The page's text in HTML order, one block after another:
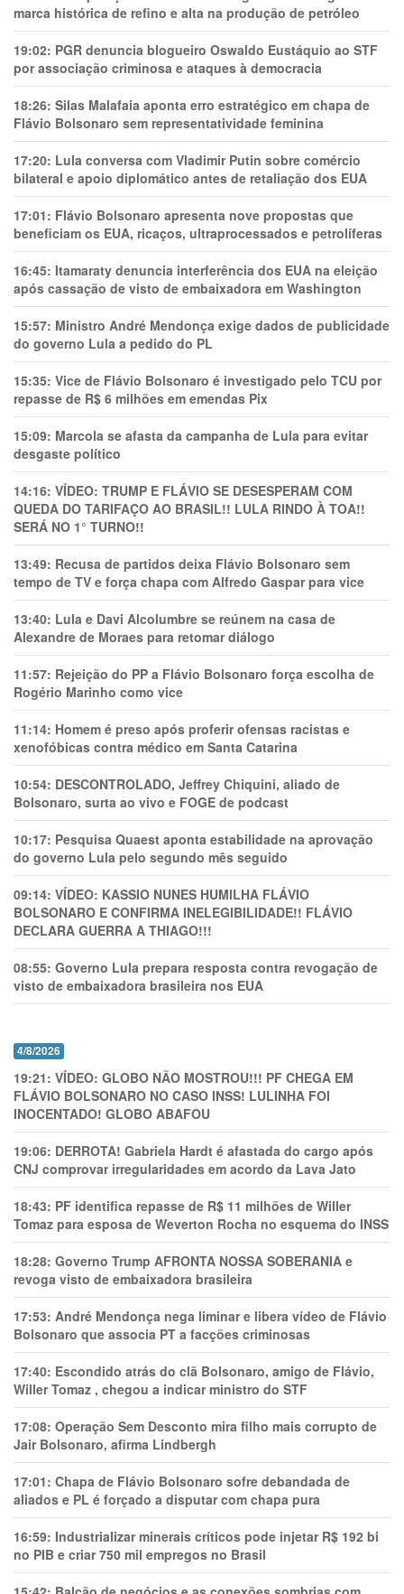
marca histórica de refino e alta na produção de petróleo
19:02: PGR denuncia blogueiro Oswaldo Eustáquio ao STF
por associação criminosa e ataques à democracia
18:26: Silas Malafaia aponta erro estratégico em chapa de
Flávio Bolsonaro sem representatividade feminina
17:20: Lula conversa com Vladimir Putin sobre comércio
bilateral e apoio diplomático antes de retaliação dos EUA
17:01: Flávio Bolsonaro apresenta nove propostas que
beneficiam os EUA, ricaços, ultraprocessados e petrolíferas
16:45: Itamaraty denuncia interferência dos EUA na eleição
após cassação de visto de embaixadora em Washington
15:57: Ministro André Mendonça exige dados de publicidade
do governo Lula a pedido do PL
15:35: Vice de Flávio Bolsonaro é investigado pelo TCU por
repasse de R$ 6 milhões em emendas Pix
15:09: Marcola se afasta da campanha de Lula para evitar
desgaste político
14:16: VÍDEO: TRUMP E FLÁVIO SE DESESPERAM COM
QUEDA DO TARIFAÇO AO BRASIL!! LULA RINDO À TOA!!
SERÁ NO 1° TURNO!!
13:49: Recusa de partidos deixa Flávio Bolsonaro sem
tempo de TV e força chapa com Alfredo Gaspar para vice
13:40: Lula e Davi Alcolumbre se reúnem na casa de
Alexandre de Moraes para retomar diálogo
11:57: Rejeição do PP a Flávio Bolsonaro força escolha de
Rogério Marinho como vice
11:14: Homem é preso após proferir ofensas racistas e
xenofóbicas contra médico em Santa Catarina
10:54: DESCONTROLADO, Jeffrey Chiquini, aliado de
Bolsonaro, surta ao vivo e FOGE de podcast
10:17: Pesquisa Quaest aponta estabilidade na aprovação
do governo Lula pelo segundo mês seguido
09:14: VÍDEO: KASSIO NUNES HUMlLHA FLÁVIO
BOLSONARO E CONFIRMA INELEGIBILIDADE!! FLÁVIO
DECLARA GUERRA A THIAGO!!!
08:55: Governo Lula prepara resposta contra revogação de
visto de embaixadora brasileira nos EUA
4/8/2026
19:21: VÍDEO: GLOBO NÃO MOSTROU!!! PF CHEGA EM
FLÁVIO BOLSONARO NO CASO INSS! LULINHA FOI
INOCENTADO! GLOBO ABAFOU
19:06: DERROTA! Gabriela Hardt é afastada do cargo após
CNJ comprovar irregularidades em acordo da Lava Jato
18:43: PF identifica repasse de R$ 11 milhões de Willer
Tomaz para esposa de Weverton Rocha no esquema do INSS
18:28: Governo Trump AFRONTA NOSSA SOBERANIA e
revoga visto de embaixadora brasileira
17:53: André Mendonça nega liminar e libera vídeo de Flávio
Bolsonaro que associa PT a facções criminosas
17:40: Escondido atrás do clã Bolsonaro, amigo de Flávio,
Willer Tomaz , chegou a indicar ministro do STF
17:08: Operação Sem Desconto mira filho mais corrupto de
Jair Bolsonaro, afirma Lindbergh
17:01: Chapa de Flávio Bolsonaro sofre debandada de
aliados e PL é forçado a disputar com chapa pura
16:59: Industrializar minerais críticos pode injetar R$ 192 bi
no PIB e criar 750 mil empregos no Brasil